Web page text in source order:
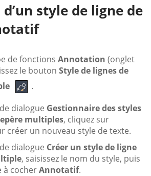
style de ligne de
de fonctions Annotation (onglet
le bouton Style de lignes de
.
dialogue Gestionnaire des styles
multiples, cliquez sur
créer un nouveau style de texte.
dialogue Créer un style de ligne
, saisissez le nom du style, puis
à cocherAnnotatif.